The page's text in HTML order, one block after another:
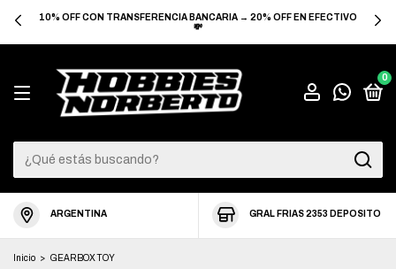
10% OFF CON TRANSFERENCIA BANCARIA → 20% OFF EN EFECTIVO
💸
0
ARGENTINA GRAL FRIAS 2353 DEPOSITO
Inicio > GEARBOX TOY